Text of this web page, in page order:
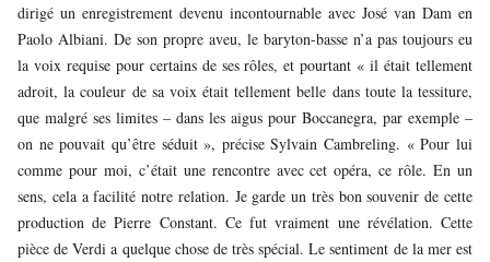
dirigé un enregistrement devenu incontournable avec José van Dam en
Paolo Albiani. De son propre aveu, le baryton-basse n’a pas toujours eu
la voix requise pour certains de ses rôles, et pourtant « il était tellement
adroit, la couleur de sa voix était tellement belle dans toute la tessiture,
que malgré ses limites – dans les aigus pour Boccanegra, par exemple –
on ne pouvait qu’être séduit », précise Sylvain Cambreling. « Pour lui
comme pour moi, c’était une rencontre avec cet opéra, ce rôle. En un
sens, cela a facilité notre relation. Je garde un très bon souvenir de cette
production de Pierre Constant. Ce fut vraiment une révélation. Cette
pièce de Verdi a quelque chose de très spécial. Le sentiment de la mer est